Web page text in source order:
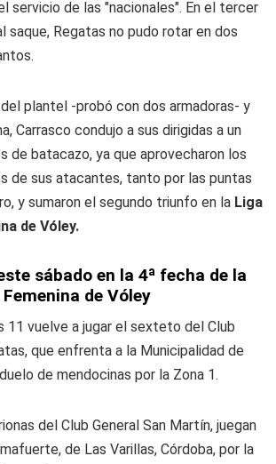
servicio de las "nacionales". En el tercer
saque, Regatas no pudo rotar en dos
plantel -probó con dos armadoras- y
Carrasco condujo a sus dirigidas a un
de batacazo, ya que aprovecharon los
de sus atacantes, tanto por las puntas
y sumaron el segundo triunfo en la Liga
de Vóley.
sábado en la 4ª fecha de la
de Vóley
11 vuelve a jugar el sexteto del Club
que enfrenta a la Municipalidad de
de mendocinas por la Zona 1.
del Club General San Martín, juegan
de Las Varillas, Córdoba, por la